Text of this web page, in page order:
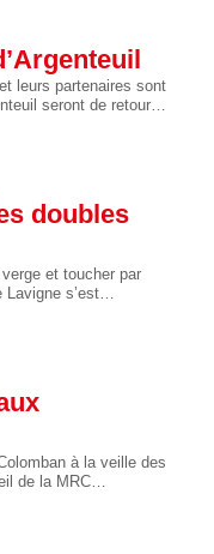
leurs partenaires sont
seront de retour…
doubles
et toucher par
s’est…
à la veille des
de la MRC…